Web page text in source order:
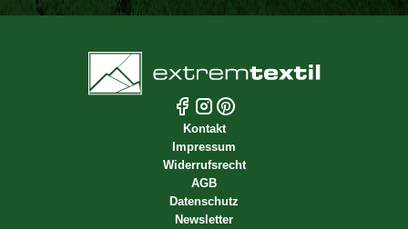
Kontakt
Impressum
Widerrufsrecht
AGB
Datenschutz
Newsletter